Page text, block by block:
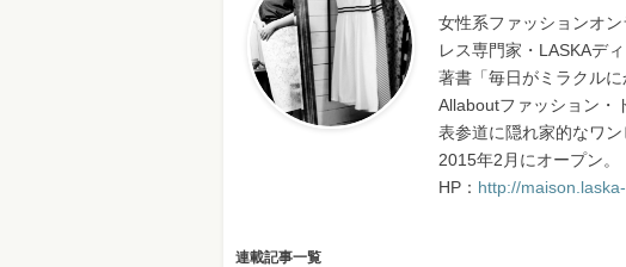
女性系ファッションオ
レス専門家・LASKAディ
著書「毎日がミラクルに
Allaboutファッション・
表参道に隠れ家的なワ
2015年2月にオープン。
HP： http://
連載記事一覧